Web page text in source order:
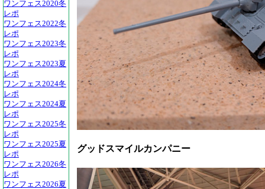
ワンフェス2020冬
レポ
ワンフェス2022冬
レポ
ワンフェス2023冬
レポ
ワンフェス2023夏
レポ
ワンフェス2024冬
レポ
ワンフェス2024夏
レポ
ワンフェス2025冬
レポ
ワンフェス2025夏
レポ
ワンフェス2026冬
レポ
ワンフェス2026夏
グッドスマイルカンパニー